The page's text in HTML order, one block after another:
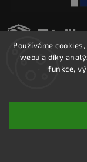
Používáme
webu a díky
funkce,